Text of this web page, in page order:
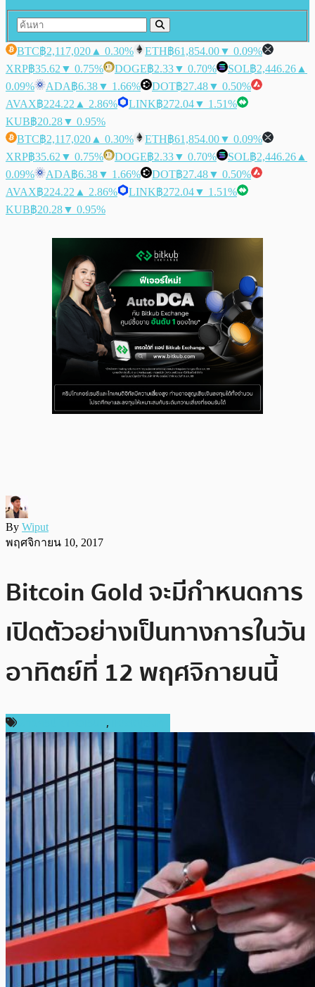
BTC฿2,117,020 ▲ 0.30% ETH฿61,854.00▼ 0.09%
XRP฿35.62 ▼ 0.75% DOGE฿2.33▼ 0.70% SOL฿2,446.26 ▲
0.09%
ADA฿6.38▼ 1.66% DOT฿27.48▼ 0.50%
AVAX฿224.22 ▲ 2.86% LINK฿272.04▼ 1.51%
KUB฿20.28▼ 0.95%
BTC฿2,117,020 ▲ 0.30% ETH฿61,854.00▼ 0.09%
XRP฿35.62 ▼ 0.75% DOGE฿2.33▼ 0.70% SOL฿2,446.26 ▲
0.09%
ADA฿6.38▼ 1.66% DOT฿27.48▼ 0.50%
AVAX฿224.22 ▲ 2.86% LINK฿272.04▼ 1.51%
KUB฿20.28▼ 0.95%
By Wiput
พฤศจิกายน 10, 2017
Bitcoin Gold จะมีกำหนดการ
เปิดตัวอย่างเป็นทางการในวัน
อาทิตย์ที่ 12 พฤศจิกายนนี้
,